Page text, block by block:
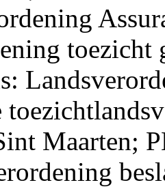
toezicht
Maarten;